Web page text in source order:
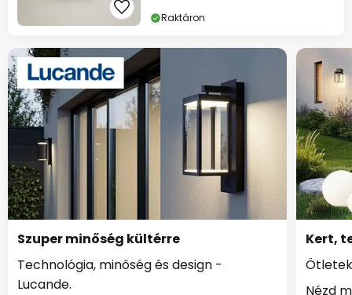
Raktáron
Szuper minőség kültérre
Technológia, minőség és design -
Lucande.
Kert,
Nézd